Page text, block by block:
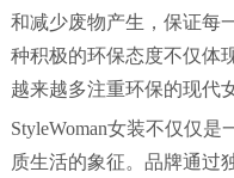
和减少废物产生，保证每
种积极的环保态度不仅体
越来越多注重环保的现代
StyleWoman女装不仅仅
质生活的象征。品牌通过